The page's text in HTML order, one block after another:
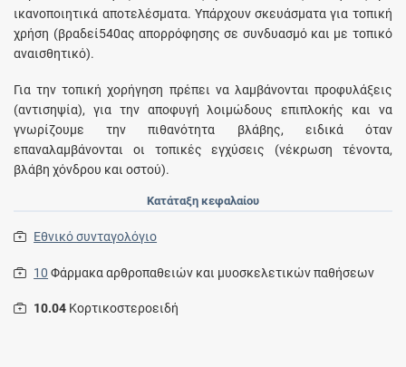
ικανοποιητικά αποτελέσματα. Yπάρχουν σκευάσματα για τοπική
χρήση (βραδεί540ας απορρόφησης σε συνδυασμό και με τοπικό
αναισθητικό).
Για την τοπική χορήγηση πρέπει να λαμβάνονται προφυλάξεις
(αντισηψία), για την αποφυγή λοιμώδους επιπλοκής και να
γνωρίζουμε την πιθανότητα βλάβης, ειδικά όταν
επαναλαμβάνονται οι τοπικές εγχύσεις (νέκρωση τένοντα,
βλάβη χόνδρου και οστού).
Κατάταξη κεφαλαίου
Εθνικό συνταγολόγιο
10 Φάρμακα αρθροπαθειών και μυοσκελετικών παθήσεων
10.04 Kορτικοστεροειδή